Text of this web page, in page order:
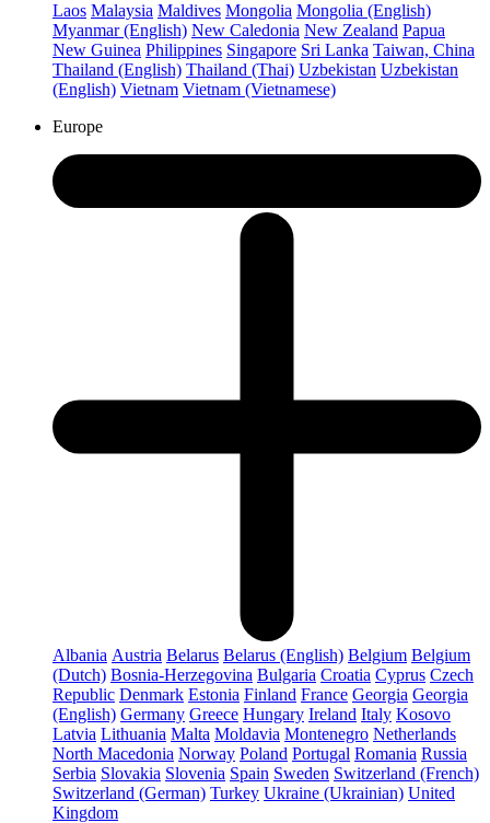
Laos Malaysia Maldives Mongolia Mongolia (English)
Myanmar (English) New Caledonia New Zealand Papua
New Guinea Philippines Singapore Sri Lanka Taiwan, China
Thailand (English) Thailand (Thai) Uzbekistan Uzbekistan
(English) Vietnam Vietnam (Vietnamese)
Europe
Albania Austria Belarus Belarus (English) Belgium Belgium
(Dutch) Bosnia-Herzegovina Bulgaria Croatia Cyprus Czech
Republic Denmark Estonia Finland France Georgia Georgia
(English) Germany Greece Hungary Ireland Italy Kosovo
Latvia Lithuania Malta Moldavia Montenegro Netherlands
North Macedonia Norway Poland Portugal Romania Russia
Serbia Slovakia Slovenia Spain Sweden Switzerland (French)
Switzerland (German) Turkey Ukraine (Ukrainian) United
Kingdom